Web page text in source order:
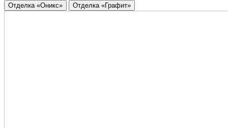
Отделка «Оникс» Отделка «Графит»